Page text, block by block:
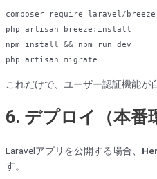
composer require laravel/ breeze
php artisan
npm
php
これだけで、ユーザー認証機能が
6. デプロイ（本番
Laravelアプリを公開する場合、
す。